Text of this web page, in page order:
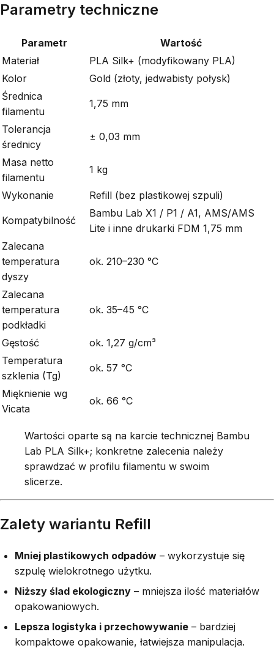
Parametry techniczne
Parametr
Wartość
Materiał
PLA Silk+ (modyfikowany PLA)
Kolor
Gold (złoty, jedwabisty połysk)
Średnica
filamentu
1,75 mm
Tolerancja
średnicy
± 0,03 mm
Masa netto
filamentu
1 kg
Wykonanie Refill (bez plastikowej szpuli)
Kompatybilność
Bambu Lab X1 / P1 / A1, AMS/AMS
Lite i inne drukarki FDM 1,75 mm
Zalecana
temperatura
dyszy
ok. 210–230 °C
Zalecana
temperatura
podkładki
ok. 35–45 °C
Gęstość
ok. 1,27 g/cm³
Temperatura
szklenia (Tg)
ok. 57 °C
Mięknienie wg
Vicata
ok. 66 °C
Wartości oparte są na karcie technicznej Bambu
Lab PLA Silk+; konkretne zalecenia należy
sprawdzać w profilu filamentu w swoim
slicerze.
Zalety wariantu Refill
Mniej plastikowych odpadów – wykorzystuje się
szpulę wielokrotnego użytku.
Niższy ślad ekologiczny – mniejsza ilość materiałów
opakowaniowych.
Lepsza logistyka i przechowywanie – bardziej
kompaktowe opakowanie, łatwiejsza manipulacja.